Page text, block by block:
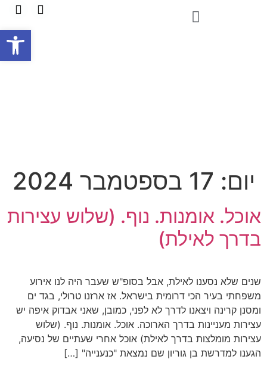
יום: 17 בספטמבר 2024
אוכל. אומנות. נוף. (שלוש עצירות
בדרך לאילת)
שנים שלא נסענו לאילת, אבל בסופ"ש שעבר היה לנו אירוע
משפחתי בעיר הכי דרומית בישראל. אז ארזנו טרולי, בגד ים
ומסנן קרינה ויצאנו לדרך לא לפני, כמובן, שאני אבדוק איפה יש
עצירות מעניינות בדרך הארוכה. אוכל. אומנות. נוף. (שלוש
עצירות מומלצות בדרך לאילת) אוכל אחרי שעתיים של נסיעה,
הגענו למדרשת בן גוריון שם נמצאת "כנענייה" […]